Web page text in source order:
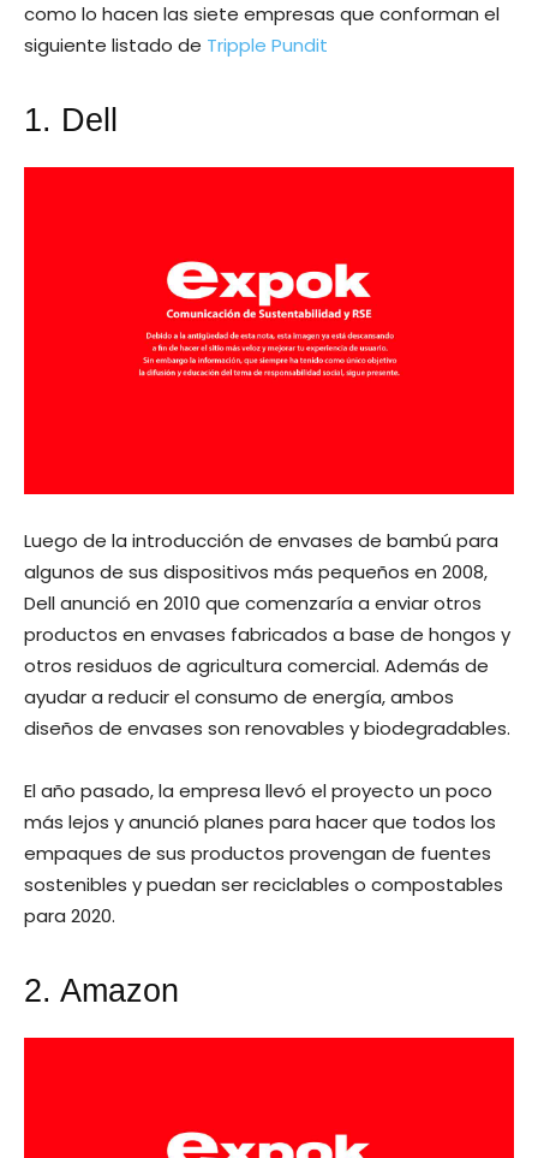
como lo hacen las siete empresas que conforman el
siguiente listado de Tripple Pundit
1. Dell
Luego de la introducción de envases de bambú para
algunos de sus dispositivos más pequeños en 2008,
Dell anunció en 2010 que comenzaría a enviar otros
productos en envases fabricados a base de hongos y
otros residuos de agricultura comercial. Además de
ayudar a reducir el consumo de energía, ambos
diseños de envases son renovables y biodegradables.
El año pasado, la empresa llevó el proyecto un poco
más lejos y anunció planes para hacer que todos los
empaques de sus productos provengan de fuentes
sostenibles y puedan ser reciclables o compostables
para 2020.
2. Amazon